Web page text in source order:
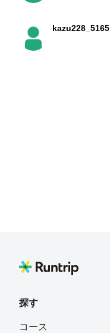
kazu228_5165
探す
コース